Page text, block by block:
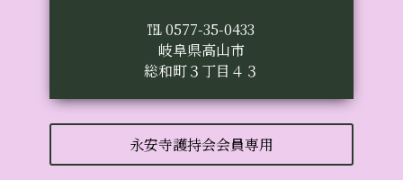
℡ 0577-35-0433
岐阜県高山市
総和町３丁目４３
永安寺護持会会員専用